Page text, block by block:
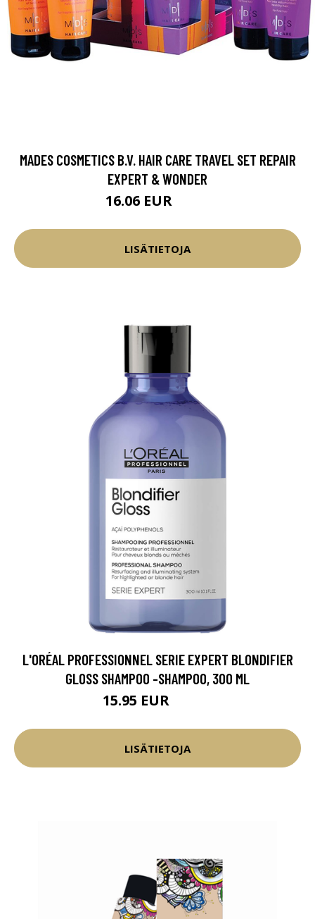
MADES COSMETICS B.V. HAIR CARE TRAVEL SET REPAIR
EXPERT & WONDER
16.06 EUR
LISÄTIETOJA
L'ORÉAL PROFESSIONNEL SERIE EXPERT BLONDIFIER
GLOSS SHAMPOO -SHAMPOO, 300 ML
15.95 EUR
LISÄTIETOJA